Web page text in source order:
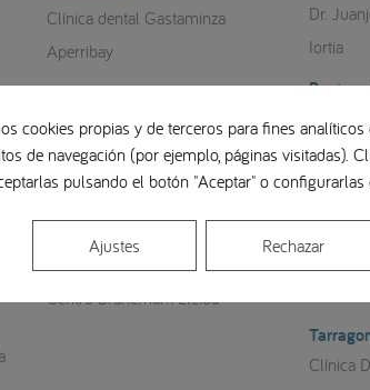
Clínica dental Gastaminza
Aperribay
Jaén
Clínica Olavide
Saiz Pardo Esthetics
Las Palmas
Centro Brånemark Las Palmas
Lleida
Centro Brånemark Lleida
Dr.
Iortia
Clínica
Sevilla
Gallego
Clínica
cookies propias y de terceros para fines
de navegación (por ejemplo, páginas visitadas).
pulsando el botón "Aceptar" o
Rechazar
Ajustes